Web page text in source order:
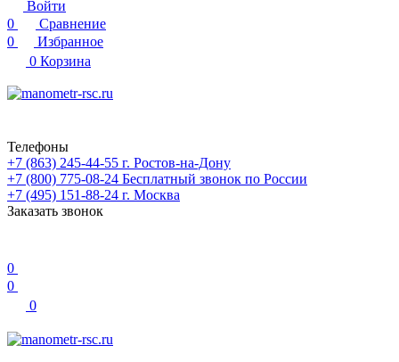
Войти
0
Сравнение
0
Избранное
0 Корзина
Телефоны
+7 (863) 245-44-55 г. Ростов-на-Дону
+7 (800) 775-08-24 Бесплатный звонок по России
+7 (495) 151-88-24 г. Москва
Заказать звонок
0
0
0